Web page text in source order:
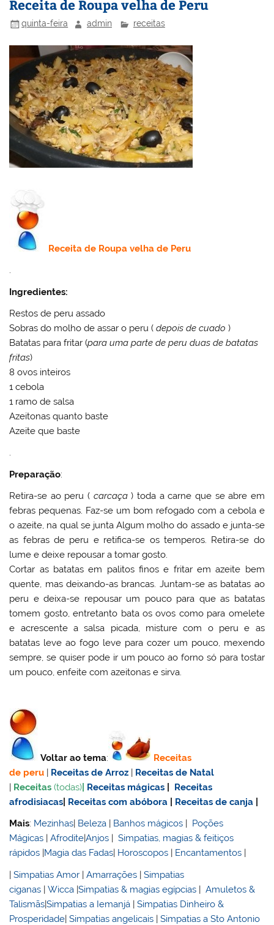
n o
o
k
M
ai
l
Receita de Roupa velha de Peru
quinta-feira admin receitas
Receita de Roupa velha de Peru
.
Ingredientes:
Restos de peru assado
Sobras do molho de assar o peru (depois de cuado )
Batatas para fritar (para uma parte de peru duas de batatas
fritas)
8 ovos inteiros
1 cebola
1 ramo de salsa
Azeitonas quanto baste
Azeite que baste
.
Preparação:
Retira-se ao peru ( carcaça) toda a carne que se abre em
febras pequenas. Faz-se um bom refogado com a cebola e
o azeite, na qual se junta Algum molho do assado e junta-se
as febras de peru e retifica-se os temperos. Retira-se do
lume e deixe repousar a tomar gosto.
Cortar as batatas em palitos finos e fritar em azeite bem
quente, mas deixando-as brancas. Juntam-se as batatas ao
peru e deixa-se repousar um pouco para que as batatas
tomem gosto, entretanto bata os ovos como para omelete
e acrescente a salsa picada, misture com o peru e as
batatas leve ao fogo leve para cozer um pouco, mexendo
sempre, se quiser pode ir um pouco ao forno só para tostar
um pouco, enfeite com azeitonas e sirva.
Voltar ao tema:
Receitas
de peru | Receitas de Arroz | Receitas de Natal
| Receitas (todas) Receitas mágicas
Receitas
afrodisiacas Receitas com abóbora Receitas de canja
Mais: Mezinhas| Beleza | Banhos mágicos | Poções
Mágicas |Afrodite|Anjos |Simpatias, magias & feitiços
rápidos |Magia das Fadas| Horoscopos | Encantamentos |
|Simpatias Amor |Amarrações |Simpatias
ciganas |Wicca |Simpatias & magias egípcias |Amuletos &
Talismãs|Simpatias a Iemanjá |Simpatias Dinheiro &
Prosperidade|Simpatias angelicais |Simpatias a Sto Antonio